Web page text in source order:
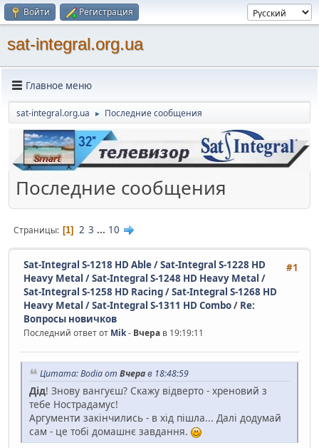
Войти Регистрация
sat-integral.org.ua
Главное меню
sat-integral.org.ua ► Последние сообщения
Последние сообщения
Страницы 1 2 3 ... 10
#1
Sat-Integral S-1218 HD Able / Sat-Integral S-1228 HD
Heavy Metal / Sat-Integral S-1248 HD Heavy Metal /
Sat-Integral S-1258 HD Racing / Sat-Integral S-1268 HD
Heavy Metal / Sat-Integral S-1311 HD Combo/ Re:
Вопросы новичков
Последний ответ от Mik- Вчера в 19:19:11
Цитата: Bodia от Вчерав 18:48:59
Дід! Знову вангуєш? Скажу відверто - хреновий з
тебе Нострадамус!
Аргументи закінчились - в хід пішла... Далі додумай
сам - це тобі домашнє завдання.